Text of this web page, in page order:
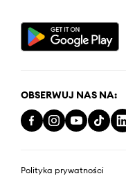
OBSERWUJ NAS NA:
Polityka prywatności